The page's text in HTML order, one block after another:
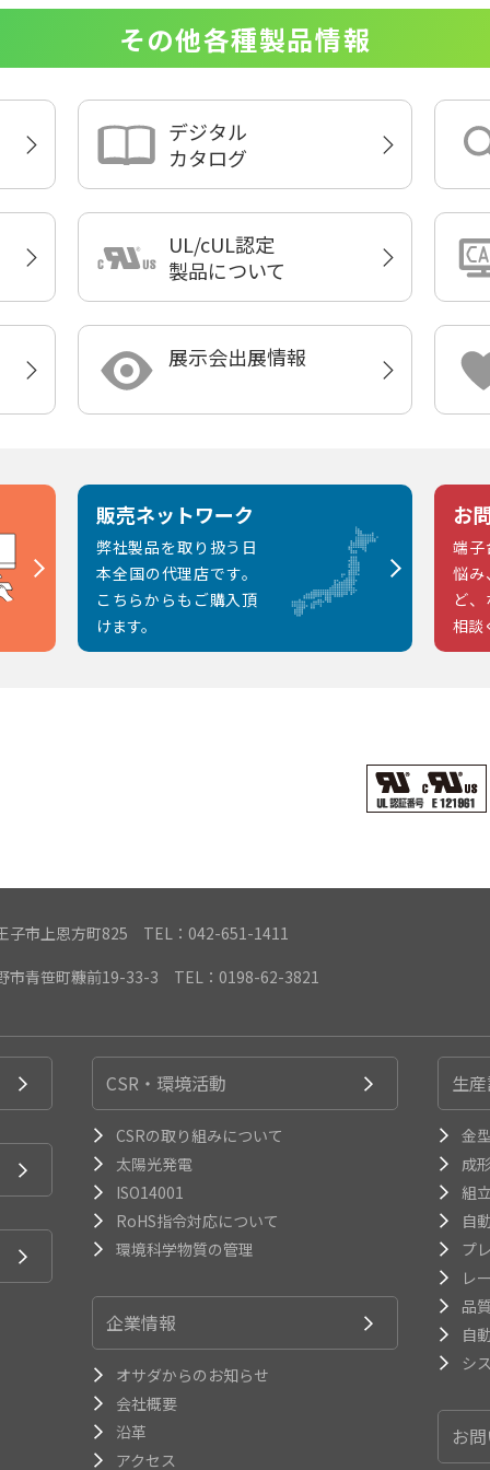
その他各種製品情報
デジタル
カタログ
UL/cUL認定
製品について
展示会出展情報
販売ネットワーク
弊社製品を取り扱う日
本全国の代理店です。
こちらからもご購入頂
けます。
お
端子
悩み
ど
相談
子市上恩方町825 TEL：042-651-1411
市青笹町糠前19-33-3 TEL：0198-62-3821
CSR・環境活動
CSRの取り組みについて
太陽光発電
ISO14001
RoHS指令対応について
環境科学物質の管理
企業情報
オサダからのお知らせ
会社概要
沿革
アクセス
生
金
成
組
自
プ
レ
品
自
シ
お